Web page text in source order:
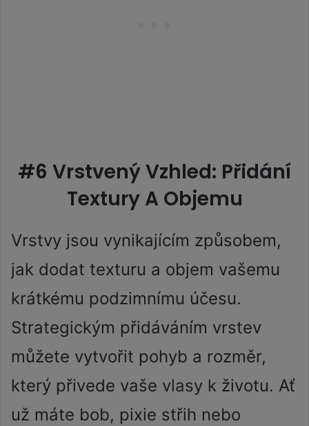
#6 Vrstvený Vzhled: Přidání
Textury A Objemu
Vrstvy jsou vynikajícím způsobem,
jak dodat texturu a objem vašemu
krátkému podzimnímu účesu.
Strategickým přidáváním vrstev
můžete vytvořit pohyb a rozměr,
který přivede vaše vlasy k životu. Ať
už máte bob, pixie střih nebo